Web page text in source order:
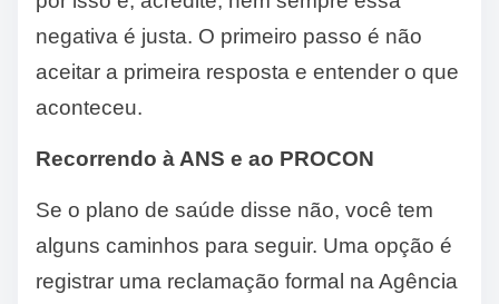
negativa é justa. O primeiro passo é não
aceitar a primeira resposta e entender o que
aconteceu.
Recorrendo à ANS e ao PROCON
Se o plano de saúde disse não, você tem
alguns caminhos para seguir. Uma opção é
registrar uma reclamação formal na Agência